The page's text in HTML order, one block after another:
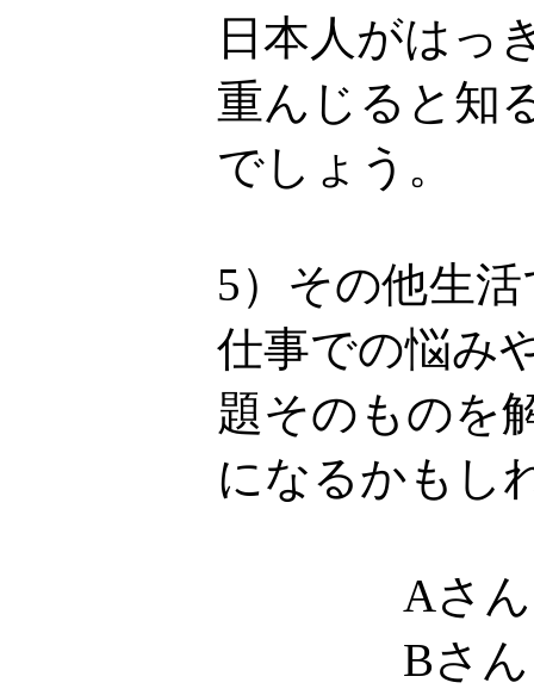
日本人がはっ
重んじると知
でしょう。
5）その他生
仕事での悩み
題そのものを
になるかもし
Aさん
Bさん